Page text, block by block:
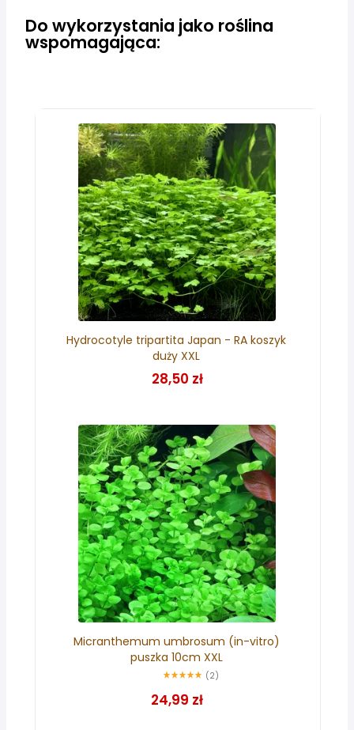
Do wykorzystania jako roślina
wspomagająca:
Hydrocotyle tripartita Japan - RA koszyk
duży XXL
28,50 zł
Micranthemum umbrosum (in-vitro)
puszka 10cm XXL
(2)
24,99 zł